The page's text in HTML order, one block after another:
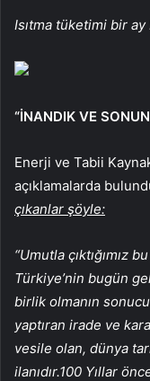
Isıtma tüketimi bir
“İNANDIK VE
Enerji ve Tabii
açıklamalarda
çıkanlar şöyle:
“Umutla çıktığımız
Türkiye’nin bugün
birlik olmanın
yaptıran irade ve
vesile olan, dünya
ilanıdır.100 Yıllar